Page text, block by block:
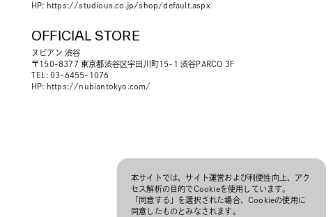
HP: https://studious.co.jp/shop/default.aspx
OFFICIAL STORE
ヌビアン 渋谷
〒150-8377 東京都渋谷区宇田川町15-1 渋谷PARCO 3F
TEL: 03-6455-1076
HP: https://nubiantokyo.com/
本サイトでは、サイト運営および利便性向上、アク
セス解析の目的でCookieを使用しています。
「同意する」を選択された場合、Cookieの使用に
同意したものとみなされます。